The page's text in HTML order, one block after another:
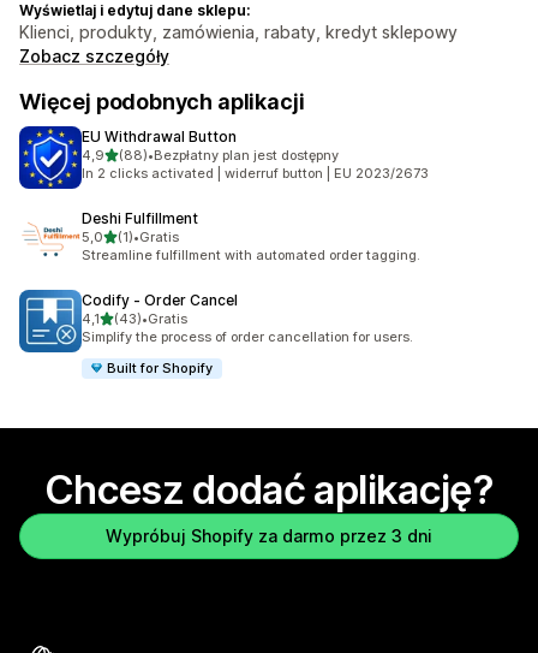
Wyświetlaj i edytuj dane sklepu:
Klienci, produkty, zamówienia, rabaty, kredyt sklepowy
Zobacz szczegóły
Więcej podobnych aplikacji
EU Withdrawal Button
4,9na 5 gwiazdek
(88)
Łączna liczba recenzji: 88
•Bezpłatny plan jest dostępny
In 2 clicks activated | widerruf button | EU 2023/2673
Deshi Fulfillment
5,0na 5 gwiazdek
(1)
Łączna liczba recenzji: 1
•Gratis
Streamline fulfillment with automated order tagging.
Codify ‑ Order Cancel
4,1na 5 gwiazdek
(43)
Łączna liczba recenzji: 43
•Gratis
Simplify the process of order cancellation for users.
Built for Shopify
Chcesz dodać aplikację?
Wypróbuj Shopify za darmo przez 3 dni